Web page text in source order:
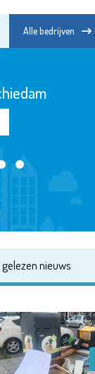
Alle bedrijven
nieuws